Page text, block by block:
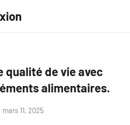
qualité de vie avec
alimentaires.
mars 11, 2025